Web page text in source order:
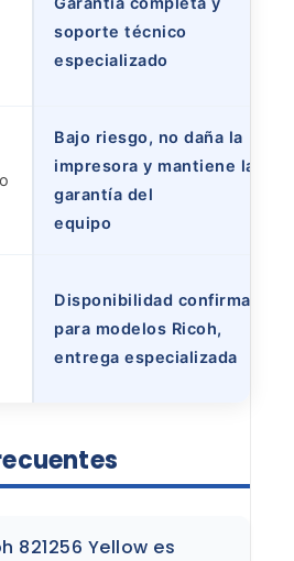
soporte técnico
especializado
Bajo riesgo, no daña la
impresora y mantiene la
garantía del
equipo
Disponibilidad confirmada
para modelos Ricoh,
entrega especializada
821256 Yellow es